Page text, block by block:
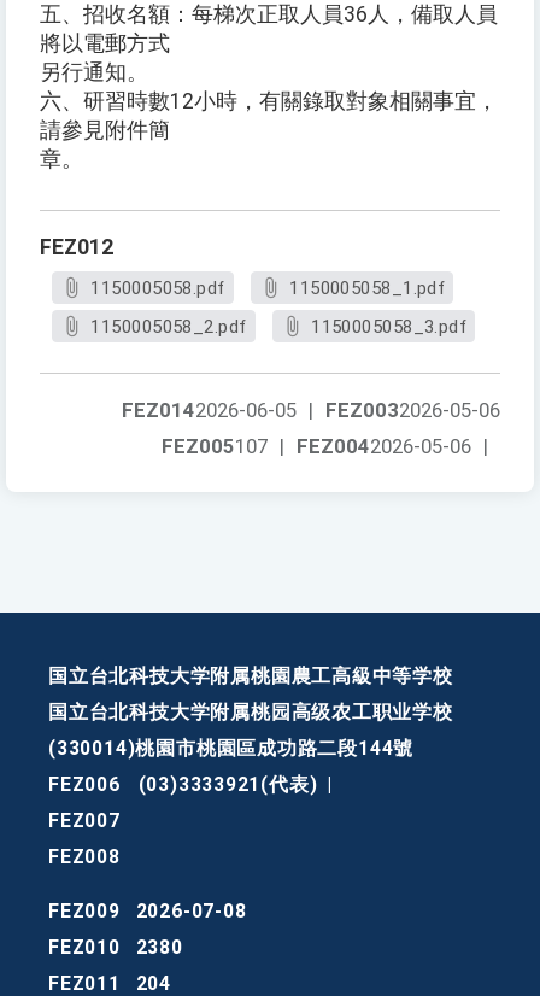
五、招收名額：每梯次正取人員36人，備取人員
將以電郵方式
另行通知。
六、研習時數12小時，有關錄取對象相關事宜，
請參見附件簡
章。
FEZ012
1150005058.pdf
1150005058_1.pdf
1150005058_2.pdf
1150005058_3.pdf
FEZ0032026-05-06
FEZ0142026-06-05 |
FEZ0042026-05-06 |
FEZ005107 |
国立台北科技大学附属桃園農工高級中等学校
国立台北科技大学附属桃园高级农工职业学校
(330014)桃園市桃園區成功路二段144號
FEZ006
(03)3333921(代表)
FEZ007
FEZ008
FEZ009
2026-07-08
FEZ010
2380
FEZ011
204